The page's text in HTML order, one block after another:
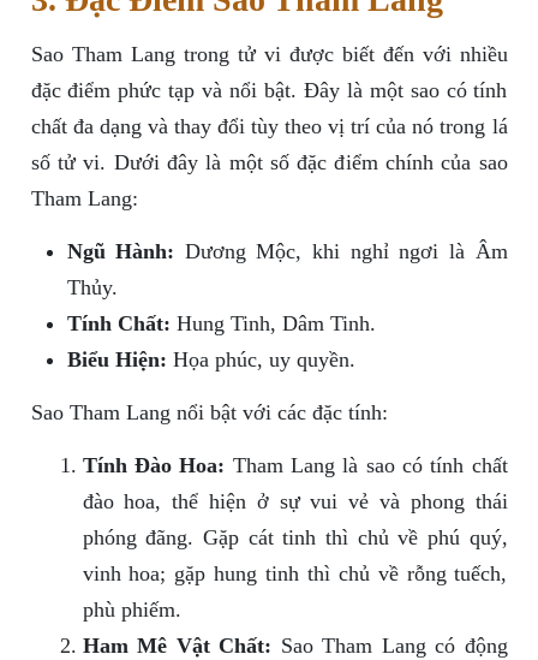
Sao Tham Lang trong tử vi được biết đến với nhiều
đặc điểm phức tạp và nổi bật. Đây là một sao có tính
chất đa dạng và thay đổi tùy theo vị trí của nó trong lá
số tử vi. Dưới đây là một số đặc điểm chính của sao
Tham Lang:
Ngũ Hành: Dương Mộc, khi nghỉ ngơi là Âm
Thủy.
Tính Chất: Hung Tinh, Dâm Tinh.
Biểu Hiện: Họa phúc, uy quyền.
Sao Tham Lang nổi bật với các đặc tính:
Tính Đào Hoa: Tham Lang là sao có tính chất
đào hoa, thể hiện ở sự vui vẻ và phong thái
phóng đãng. Gặp cát tinh thì chủ về phú quý,
vinh hoa; gặp hung tinh thì chủ về rỗng tuếch,
phù phiếm.
Ham Mê Vật Chất: Sao Tham Lang có động